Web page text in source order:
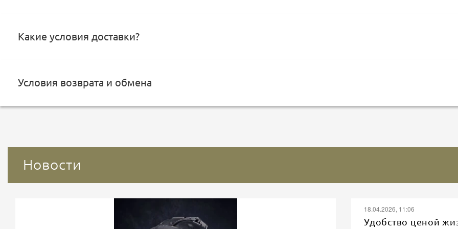
Какие условия доставки?
Условия возврата и обмена
Новости
18.04.2026, 11:06
Удобство ценой